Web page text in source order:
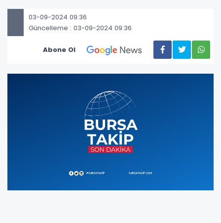
03-09-2024 09:36
Güncelleme : 03-09-2024 09:36
Abone Ol